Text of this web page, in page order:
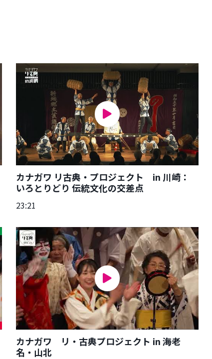
カナガワ リ古典・プロジェクト in 川崎：
いろとりどり 伝統文化の交差点
23:21
カナガワ リ・古典プロジェクト in 海老
名・山北